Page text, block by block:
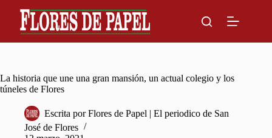
content
La historia que une una gran mansión, un actual colegio y los
túneles de Flores
Escrita por Flores de Papel | El periodico de San
José de Flores